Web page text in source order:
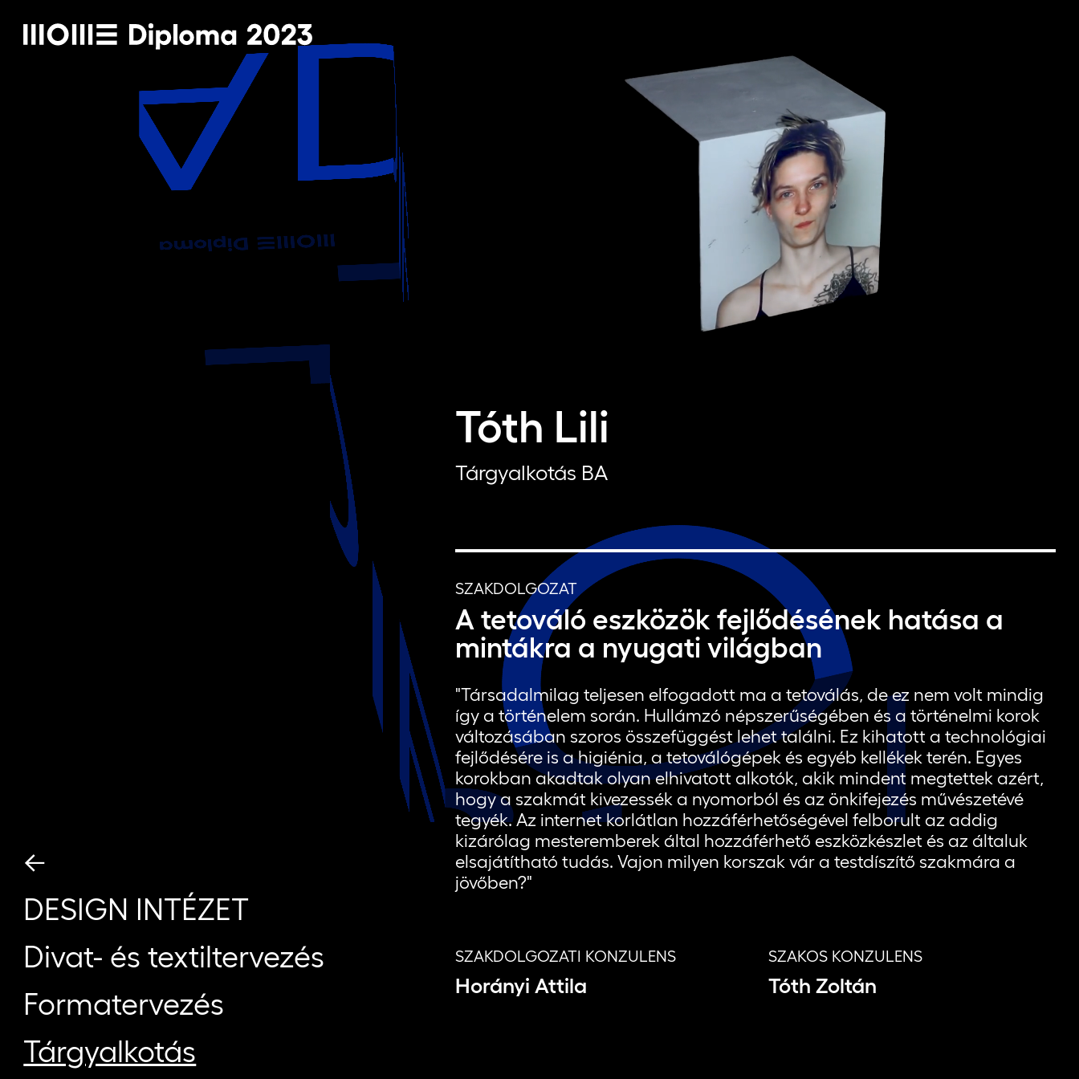
←
DESIGN INTÉZET
Divat- és textiltervezés
Formatervezés
Tárgyalkotás
Tóth Lili
Tárgyalkotás BA
SZAKDOLGOZAT
A tetováló eszközök fejlődésének hatása a
mintákra a nyugati világban
"Társadalmilag teljesen elfogadott ma a tetoválás, de ez nem volt mindig
így a történelem során. Hullámzó népszerűségében és a történelmi korok
változásában szoros összefüggést lehet találni. Ez kihatott a technológiai
fejlődésére is a higiénia, a tetoválógépek és egyéb kellékek terén. Egyes
korokban akadtak olyan elhivatott alkotók, akik mindent megtettek azért,
hogy a szakmát kivezessék a nyomorból és az önkifejezés művészetévé
tegyék. Az internet korlátlan hozzáférhetőségével felborult az addig
kizárólag mesteremberek által hozzáférhető eszközkészlet és az általuk
elsajátítható tudás. Vajon milyen korszak vár a testdíszítő szakmára a
jövőben?"
SZAKDOLGOZATI KONZULENS
Horányi Attila
SZAKOS KONZULENS
Tóth Zoltán